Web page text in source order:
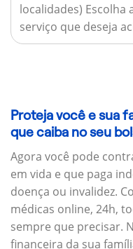
localidades) Escolha
serviço que deseja
Proteja você e sua
que caiba no seu
Agora você pode
em vida e que paga
doença ou invalidez.
médicas online, 24h,
sempre que precisar.
financeira da sua